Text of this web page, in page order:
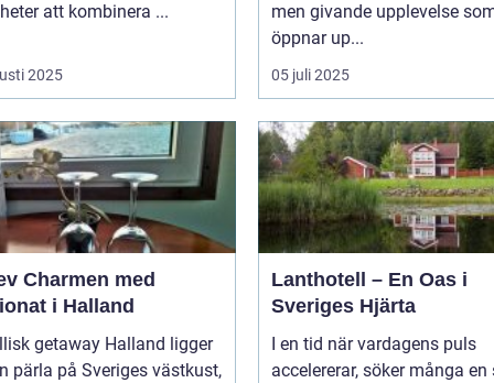
att kombinera ...
2025
men givande upplevelse
öppnar up...
05 juli 2025
Charmen med
i Halland
getaway Halland ligger
pärla på Sveriges västkust,
Lanthotell – En Oas i
Sveriges Hjärta
I en tid när vardagens puls
accelererar, söker många en